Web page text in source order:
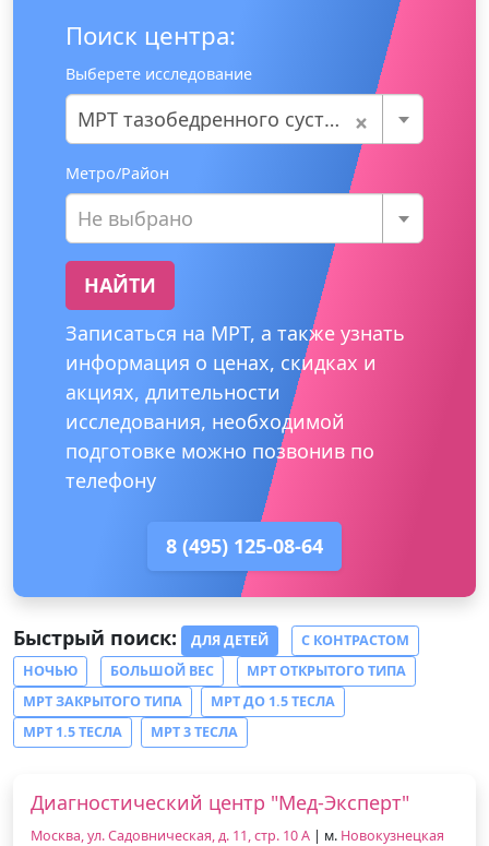
Поиск центра:
Выберете исследование
×
МРТ тазобедренного сустава
Метро/Район
Не выбрано
НАЙТИ
Записаться на МРТ, а также узнать
информация о ценах, скидках и
акциях, длительности
исследования, необходимой
подготовке можно позвонив по
телефону
8 (495) 125-08-64
Быстрый поиск: ДЛЯ ДЕТЕЙ
С КОНТРАСТОМ
НОЧЬЮ
БОЛЬШОЙ ВЕС
МРТ ОТКРЫТОГО ТИПА
МРТ ЗАКРЫТОГО ТИПА
МРТ ДО 1.5 ТЕСЛА
МРТ 1.5 ТЕСЛА
МРТ 3 ТЕСЛА
Диагностический центр "Мед-Эксперт"
Москва, ул. Садовническая, д. 11, стр. 10 А | м. Новокузнецкая